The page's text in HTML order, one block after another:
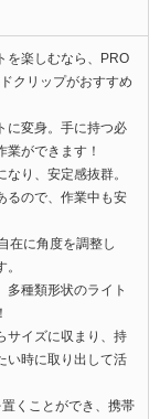
を楽しむなら、PRO
クリップがおすすめ
に変身。手に持つ必
ができます！
り、安定感抜群。
るので、作業中も安
在に角度を調整し
多種類形状のライト
サイズに収まり、持
い時に取り出して活
くことができ、携帯